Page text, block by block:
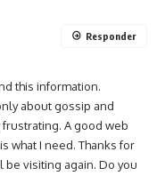
this information.
about gossip and
A good web
what I need. Thanks for
be visiting again. Do you
Responder